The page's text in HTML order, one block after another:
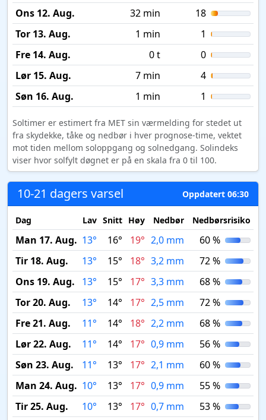
Ons 12. Aug.
32 min
18
Tor 13. Aug.
1 min
1
Fre 14. Aug.
0 t
0
Lør 15. Aug.
7 min
4
Søn 16. Aug.
1 min 1
Soltimer er estimert fra MET sin værmelding for stedet ut
fra skydekke, tåke og nedbør i hver prognose-time, vektet
mot tiden mellom soloppgang og solnedgang. Solindeks
viser hvor solfylt døgnet er på en skala fra 0 til 100.
10-21 dagers varsel Oppdatert 06:30
Dag Lav Snitt Høy Nedbør Nedbørsrisiko
Man 17. Aug. 13° 16° 19° 2,0 mm
60 %
Tir 18. Aug.
13° 15° 18° 3,2 mm
72 %
Ons 19. Aug.
13° 15° 17° 3,3 mm
68 %
Tor 20. Aug.
13° 14° 17° 2,5 mm
72 %
Fre 21. Aug.
11° 14° 18° 2,2 mm
68 %
Lør 22. Aug.
11° 14° 17° 0,9 mm
56 %
Søn 23. Aug.
11° 13° 17° 2,1 mm
60 %
Man 24. Aug. 10° 13° 17° 0,9 mm
55 %
Tir 25. Aug.
10° 13° 17° 0,7 mm
53 %